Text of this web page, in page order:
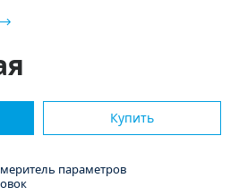
Купить
параметров